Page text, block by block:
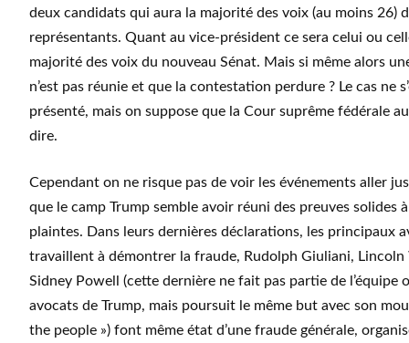
deux candidats qui aura la majorité des voix (au moins 26)
représentants. Quant au vice-président ce sera celui ou
majorité des voix du nouveau Sénat. Mais si même alors
n’est pas réunie et que la contestation perdure ? Le cas ne
présenté, mais on suppose que la Cour suprême fédérale
dire.
Cependant on ne risque pas de voir les événements aller
que le camp Trump semble avoir réuni des preuves solides à
plaintes. Dans leurs dernières déclarations, les principaux
travaillent à démontrer la fraude, Rudolph Giuliani,
Sidney Powell (cette dernière ne fait pas partie de l’équipe
avocats de Trump, mais poursuit le même but avec son
the people ») font même état d’une fraude générale,